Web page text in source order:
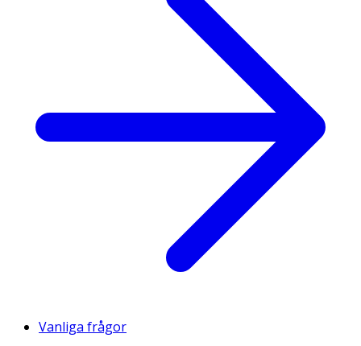
Vanliga frågor